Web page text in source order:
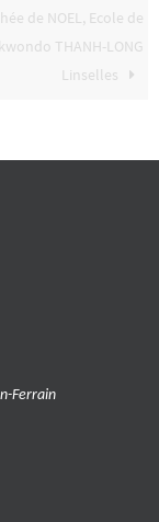
de NOEL, Ecole de
THANH-LONG
Linselles
Ferrain